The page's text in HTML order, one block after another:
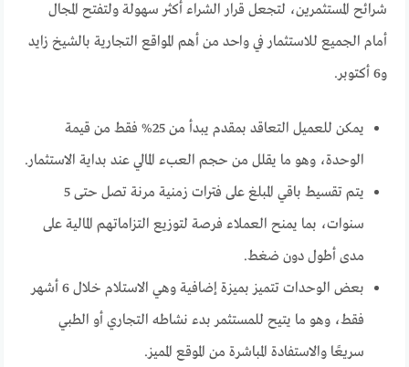
شرائح المستثمرين، لتجعل قرار الشراء أكثر سهولة ولتفتح المجال
أمام الجميع للاستثمار في واحد من أهم المواقع التجارية بالشيخ زايد
و6 أكتوبر.
يمكن للعميل التعاقد بمقدم يبدأ من 25% فقط من قيمة
الوحدة، وهو ما يقلل من حجم العبء المالي عند بداية الاستثمار.
يتم تقسيط باقي المبلغ على فترات زمنية مرنة تصل حتى 5
سنوات، بما يمنح العملاء فرصة لتوزيع التزاماتهم المالية على
مدى أطول دون ضغط.
بعض الوحدات تتميز بميزة إضافية وهي الاستلام خلال 6 أشهر
فقط، وهو ما يتيح للمستثمر بدء نشاطه التجاري أو الطبي
سريعًا والاستفادة المباشرة من الموقع المميز.